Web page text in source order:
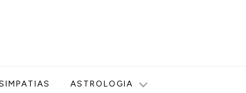
ASTROLOGIA